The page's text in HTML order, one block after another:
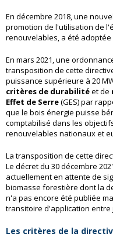
En décembre 2018, une
promotion de l'utilisation de
renouvelables, a été adoptée
En mars 2021, une
transposition de cette
puissance supérieure à 20
critères de durabilitéet de
Effet de Serre(GES) par
que le bois énergie puisse
comptabilisé dans les
renouvelables nationaux et
La transposition de cette
Le décret du 30 décembre
actuellement en attente de
biomasse forestière dont la
n'a pas encore été publiée
transitoire d'application entre
Les critères de la